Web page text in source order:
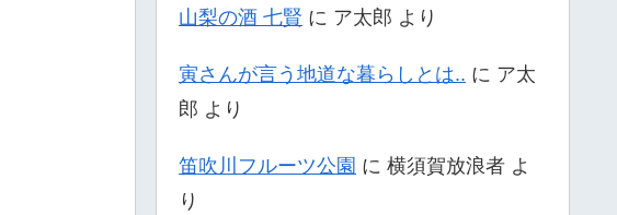
山梨の酒 七賢 に ア太郎 より
寅さんが言う地道な暮らしとは.. に ア太
郎 より
笛吹川フルーツ公園 に 横須賀放浪者 よ
り